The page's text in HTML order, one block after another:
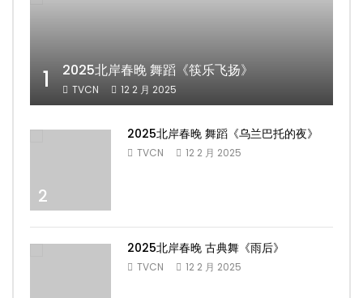
1 2025北岸春晚 舞蹈《筷乐飞扬》
TVCN 12 2 月 2025
2
2025北岸春晚 舞蹈《乌兰巴托的夜》
TVCN 12 2 月 2025
2025北岸春晚 古典舞《雨后》
TVCN 12 2 月 2025